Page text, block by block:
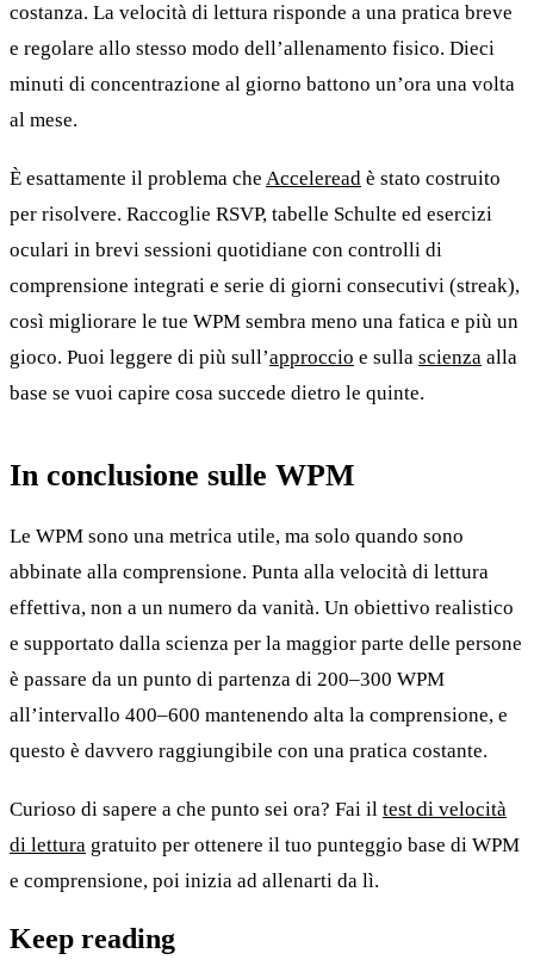
costanza. La velocità di lettura risponde a una pratica breve
e regolare allo stesso modo dell’allenamento fisico. Dieci
minuti di concentrazione al giorno battono un’ora una volta
al mese.
È esattamente il problema che Acceleread è stato costruito
per risolvere. Raccoglie RSVP, tabelle Schulte ed esercizi
oculari in brevi sessioni quotidiane con controlli di
comprensione integrati e serie di giorni consecutivi (streak),
così migliorare le tue WPM sembra meno una fatica e più un
gioco. Puoi leggere di più sull’approccio e sulla scienza alla
base se vuoi capire cosa succede dietro le quinte.
In conclusione sulle WPM
Le WPM sono una metrica utile, ma solo quando sono
abbinate alla comprensione. Punta alla velocità di lettura
effettiva, non a un numero da vanità. Un obiettivo realistico
e supportato dalla scienza per la maggior parte delle persone
è passare da un punto di partenza di 200–300 WPM
all’intervallo 400–600 mantenendo alta la comprensione, e
questo è davvero raggiungibile con una pratica costante.
Curioso di sapere a che punto sei ora? Fai il test di velocità
di lettura gratuito per ottenere il tuo punteggio base di WPM
e comprensione, poi inizia ad allenarti da lì.
Keep reading